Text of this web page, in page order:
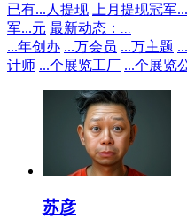
已有... 人提现 上月提现冠军...
军...元 最新动态：
...年创办 ...万会员 ...万主题 ...
计师 ...个展览工厂 ...个展览
苏彦